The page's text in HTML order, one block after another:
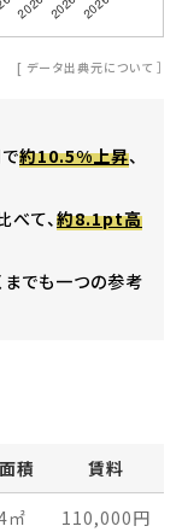
[ データ出典元について ］
約10.5%上昇、
て、約8.1pt高
でも一つの参考
積 賃料
㎡ 110,000円